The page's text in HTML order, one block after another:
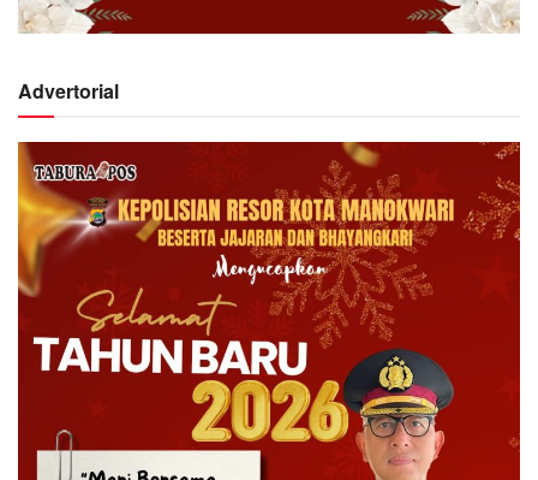
Advertorial